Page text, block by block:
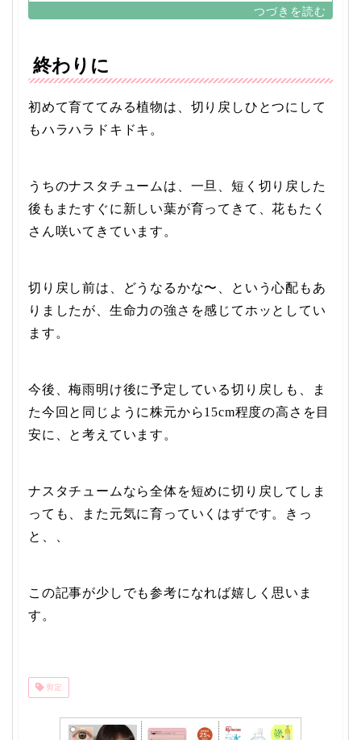
終わりに
初めて育ててみる植物は、切り戻しひとつにして
もハラハラドキドキ。
うちのナスタチュームは、一旦、短く切り戻した
後もまたすぐに新しい葉が育ってきて、花もたく
さん咲いてきています。
切り戻し前は、どうなるかな〜、という心配もあ
りましたが、生命力の強さを感じてホッとしてい
ます。
今後、梅雨明け後に予定している切り戻しも、ま
た今回と同じように株元から15cm程度の高さを目
安に、と考えています。
ナスタチュームなら全体を短めに切り戻してしま
っても、また元気に育っていくはずです。きっ
と、、
この記事が少しでも参考になれば嬉しく思いま
す。
剪定